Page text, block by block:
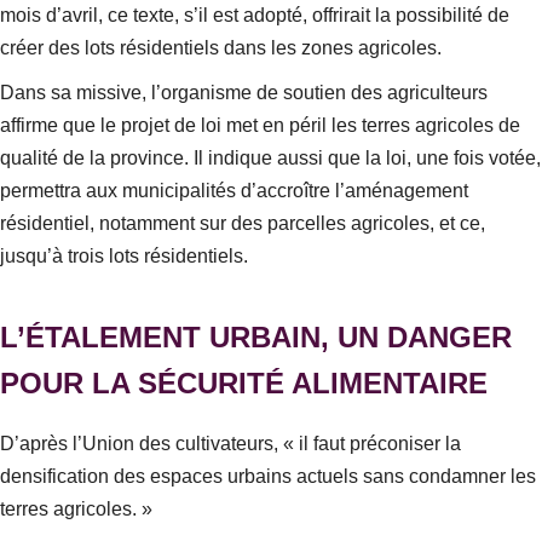
mois d’avril, ce texte, s’il est adopté, offrirait la possibilité de
créer des lots résidentiels dans les zones agricoles.
Dans sa missive, l’organisme de soutien des agriculteurs
affirme que le projet de loi met en péril les terres agricoles de
qualité de la province. Il indique aussi que la loi, une fois votée,
permettra aux municipalités d’accroître l’aménagement
résidentiel, notamment sur des parcelles agricoles, et ce,
jusqu’à trois lots résidentiels.
L’ÉTALEMENT URBAIN, UN DANGER
POUR LA SÉCURITÉ ALIMENTAIRE
D’après l’Union des cultivateurs, « il faut préconiser la
densification des espaces urbains actuels sans condamner les
terres agricoles. »